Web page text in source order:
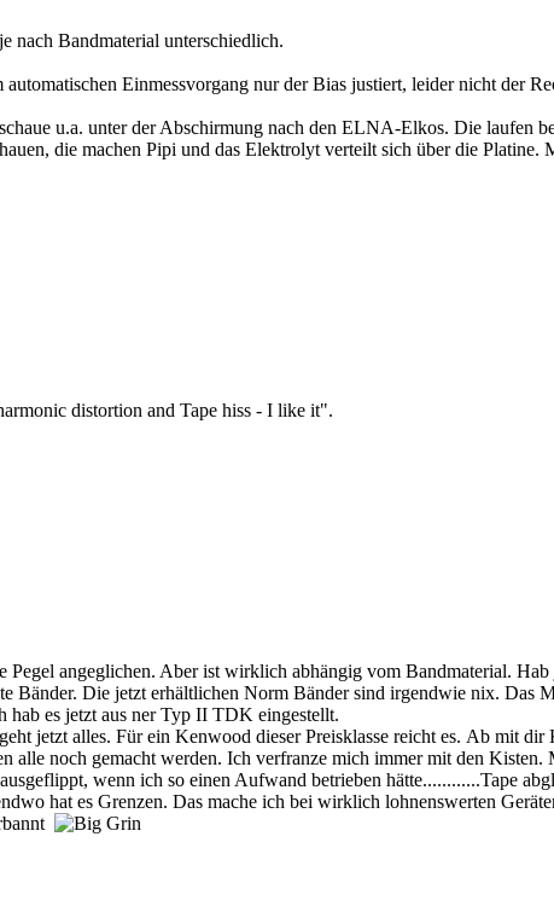
nach Bandmaterial unterschiedlich.
Einmessvorgang nur der Bias justiert, leider nicht der
u.a. unter der Abschirmung nach den ELNA-Elkos. Die laufen
die machen Pipi und das Elektrolyt verteilt sich über die Platine.
distortion and Tape hiss - I like it".
Pegel angeglichen. Aber ist wirklich abhängig vom Bandmaterial.
Bänder. Die jetzt erhältlichen Norm Bänder sind irgendwie nix. Das
hab es jetzt aus ner Typ II TDK eingestellt.
jetzt alles. Für ein Kenwood dieser Preisklasse reicht es. Ab mit
alle noch gemacht werden. Ich verfranze mich immer mit den Kisten.
wenn ich so einen Aufwand betrieben hätte............Tape
hat es Grenzen. Das mache ich bei wirklich lohnenswerten